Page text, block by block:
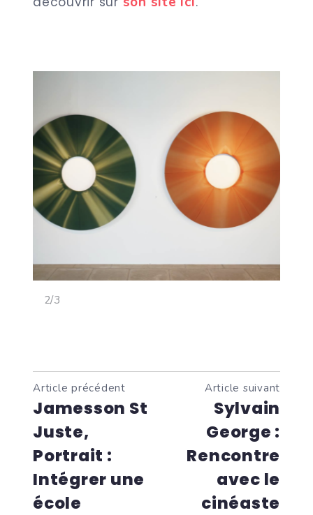
2/3
Article précédent
Jamesson St
Juste,
Portrait :
Intégrer une
école
Article suivant
Sylvain
George :
Rencontre
avec le
cinéaste